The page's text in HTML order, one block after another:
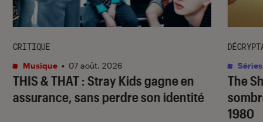
THIS & THAT: Stray Kids gagne en
assurance, sans perdre son identité
CRITIQUE
Musique • 07 août. 2026
The
1980
Séries